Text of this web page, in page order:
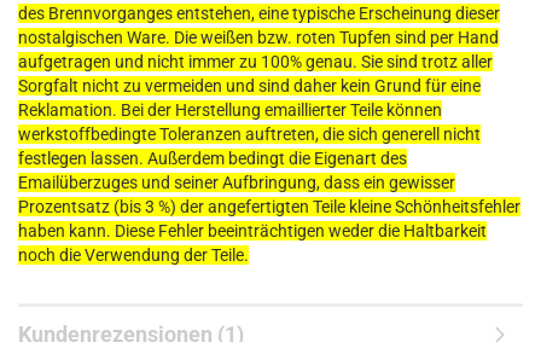
des Brennvorganges entstehen, eine typische Erscheinung dieser
nostalgischen Ware. Die weißen bzw. roten Tupfen sind per Hand
aufgetragen und nicht immer zu 100% genau. Sie sind trotz aller
Sorgfalt nicht zu vermeiden und sind daher kein Grund für eine
Reklamation. Bei der Herstellung emaillierter Teile können
werkstoffbedingte Toleranzen auftreten, die sich generell nicht
festlegen lassen. Außerdem bedingt die Eigenart des
Emailüberzuges und seiner Aufbringung, dass ein gewisser
Prozentsatz (bis 3 %) der angefertigten Teile kleine Schönheitsfehler
haben kann. Diese Fehler beeinträchtigen weder die Haltbarkeit
noch die Verwendung der Teile.
Kundenrezensionen (1)